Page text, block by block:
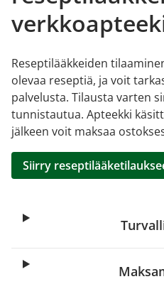
Reseptilääkkeiden
olevaa reseptiä, ja voit
palvelusta. Tilausta varten
tunnistautua. Apteekki
jälkeen voit maksaa
Siirry